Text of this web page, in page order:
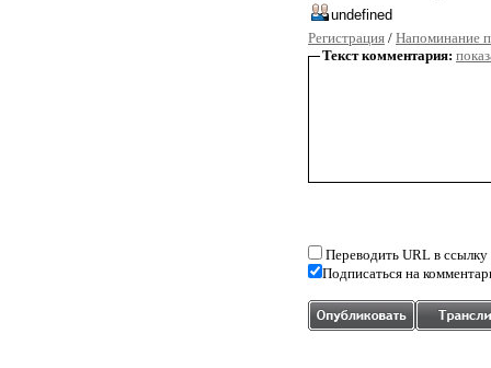
Регистрация / Напоминание
Текст комментария:
Переводить URL в ссылку
Подписаться на